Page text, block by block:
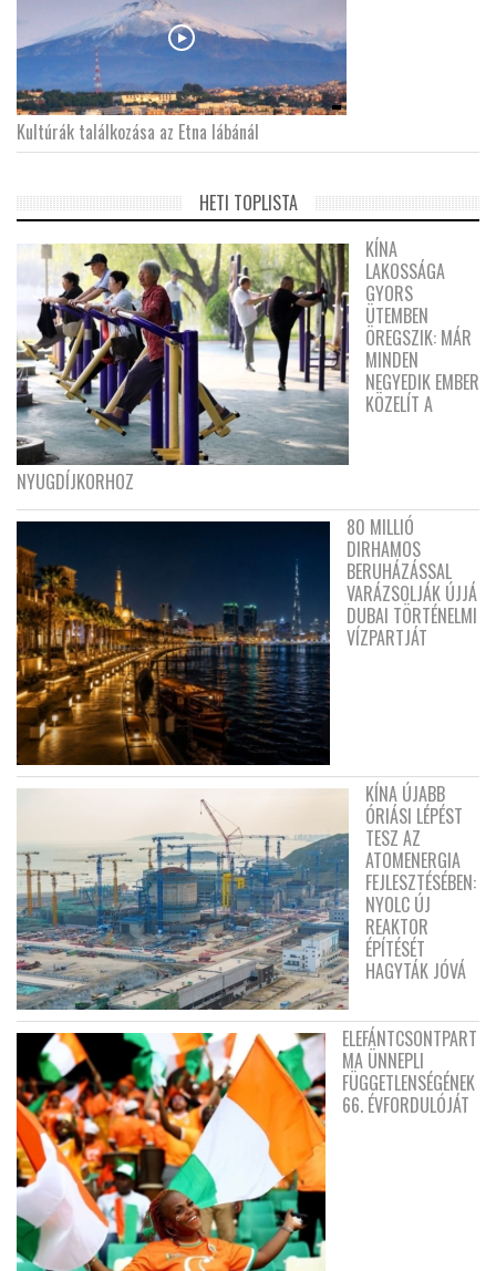
Kultúrák találkozása az Etna lábánál
HETI TOPLISTA
KÍNA
LAKOSSÁGA
GYORS
ÜTEMBEN
ÖREGSZIK: MÁR
MINDEN
NEGYEDIK EMBER
KÖZELÍT A
NYUGDÍJKORHOZ
80 MILLIÓ
DIRHAMOS
BERUHÁZÁSSAL
VARÁZSOLJÁK ÚJJÁ
DUBAI TÖRTÉNELMI
VÍZPARTJÁT
KÍNA ÚJABB
ÓRIÁSI LÉPÉST
TESZ AZ
ATOMENERGIA
FEJLESZTÉSÉBEN:
NYOLC ÚJ
REAKTOR
ÉPÍTÉSÉT
HAGYTÁK JÓVÁ
ELEFÁNTCSONTPART
MA ÜNNEPLI
FÜGGETLENSÉGÉNEK
66. ÉVFORDULÓJÁT